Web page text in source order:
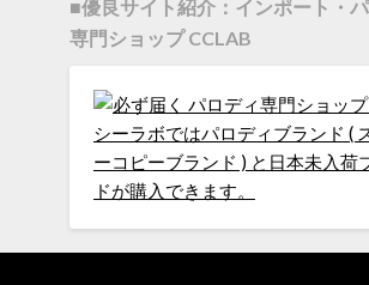
■優良サイト紹介：インポート・
専門ショップ CCLAB